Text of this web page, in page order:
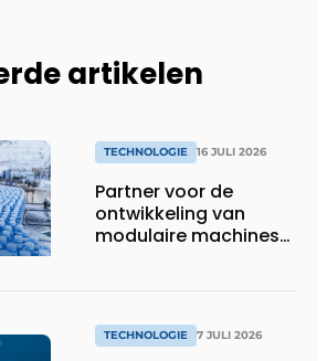
artikelen
TECHNOLOGIE 16 JULI 2026
Partner voor de
ontwikkeling van
modulaire machines
TECHNOLOGIE 7 JULI 2026